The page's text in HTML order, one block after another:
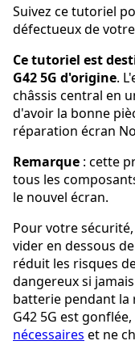
Suivez ce tutoriel
défectueux de
Ce tutoriel est
G42 5G d'origine.
châssis central en
d'avoir la bonne
réparation écran
Remarque : cette
tous les
le nouvel écran.
Pour votre
vider en dessous
réduit les risques
dangereux si
batterie pendant la
G42 5G est gonflée,
nécessaires et ne